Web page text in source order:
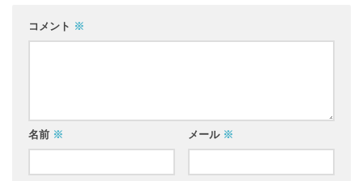
コメント ※
名前 ※ メール ※